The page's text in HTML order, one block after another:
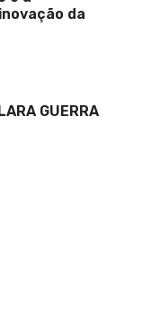
da
GUERRA